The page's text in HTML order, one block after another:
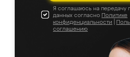
Я соглашаюсь на передачу
данных согласно Политике
конфиденциальности
соглашению